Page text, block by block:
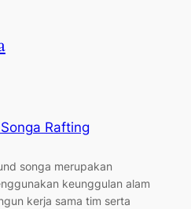
Rafting
songa merupakan
keunggulan alam
kerja sama tim serta